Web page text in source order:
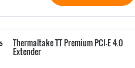
Thermaltake TT Premium PCI-E 4.0
Extender